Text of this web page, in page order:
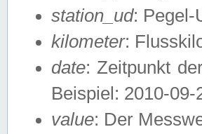
station_ud: Pegel-
kilometer:
date: Zeitpunkt
Beispiel: 2010-
value: Der